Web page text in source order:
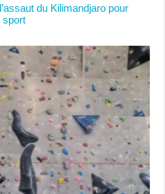
du Kilimandjaro pour
sport